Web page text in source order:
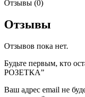
Отзывы (0)
Отзывы
Отзывов пока нет.
Будьте первым, кто
РОЗЕТКА”
Ваш адрес email не